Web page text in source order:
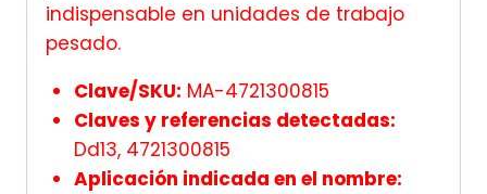
indispensable en unidades de trabajo
pesado.
Clave/SKU: MA-4721300815
Claves y referencias detectadas:
Dd13, 4721300815
Aplicación indicada en el nombre: